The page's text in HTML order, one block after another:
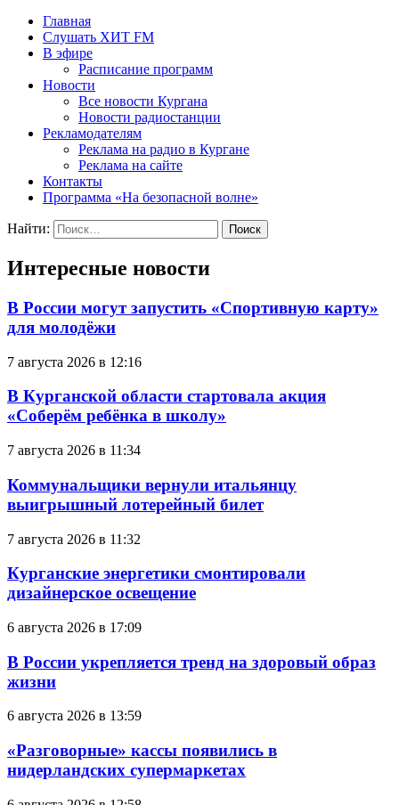
Главная
Слушать ХИТ FM
В эфире
Расписание программ
Новости
Все новости Кургана
Новости радиостанции
Рекламодателям
Реклама на радио в Кургане
Реклама на сайте
Контакты
Программа «На безопасной волне»
Найти:
Интересные новости
В России могут запустить «Спортивную карту»
для молодёжи
7 августа 2026 в 12:16
В Курганской области стартовала акция
«Соберём ребёнка в школу»
7 августа 2026 в 11:34
Коммунальщики вернули итальянцу
выигрышный лотерейный билет
7 августа 2026 в 11:32
Курганские энергетики смонтировали
дизайнерское освещение
6 августа 2026 в 17:09
В России укрепляется тренд на здоровый образ
жизни
6 августа 2026 в 13:59
«Разговорные» кассы появились в
нидерландских супермаркетах